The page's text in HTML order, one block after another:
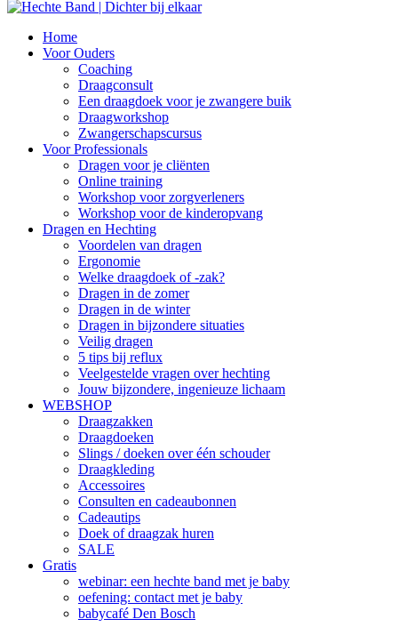
Home
Voor Ouders
Coaching
Draagconsult
Een draagdoek voor je zwangere buik
Draagworkshop
Zwangerschapscursus
Voor Professionals
Dragen voor je cliënten
Online training
Workshop voor zorgverleners
Workshop voor de kinderopvang
Dragen en Hechting
Voordelen van dragen
Ergonomie
Welke draagdoek of -zak?
Dragen in de zomer
Dragen in de winter
Dragen in bijzondere situaties
Veilig dragen
5 tips bij reflux
Veelgestelde vragen over hechting
Jouw bijzondere, ingenieuze lichaam
WEBSHOP
Draagzakken
Draagdoeken
Slings / doeken over één schouder
Draagkleding
Accessoires
Consulten en cadeaubonnen
Cadeautips
Doek of draagzak huren
SALE
Gratis
webinar: een hechte band met je baby
oefening: contact met je baby
babycafé Den Bosch